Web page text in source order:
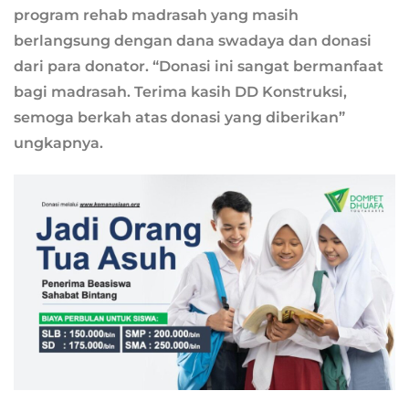
program rehab madrasah yang masih
berlangsung dengan dana swadaya dan donasi
dari para donator. “Donasi ini sangat bermanfaat
bagi madrasah. Terima kasih DD Konstruksi,
semoga berkah atas donasi yang diberikan”
ungkapnya.